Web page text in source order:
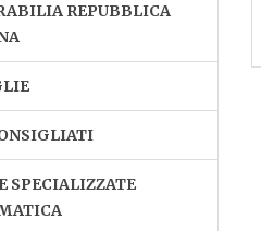
REPUBBLICA
SPECIALIZZATE